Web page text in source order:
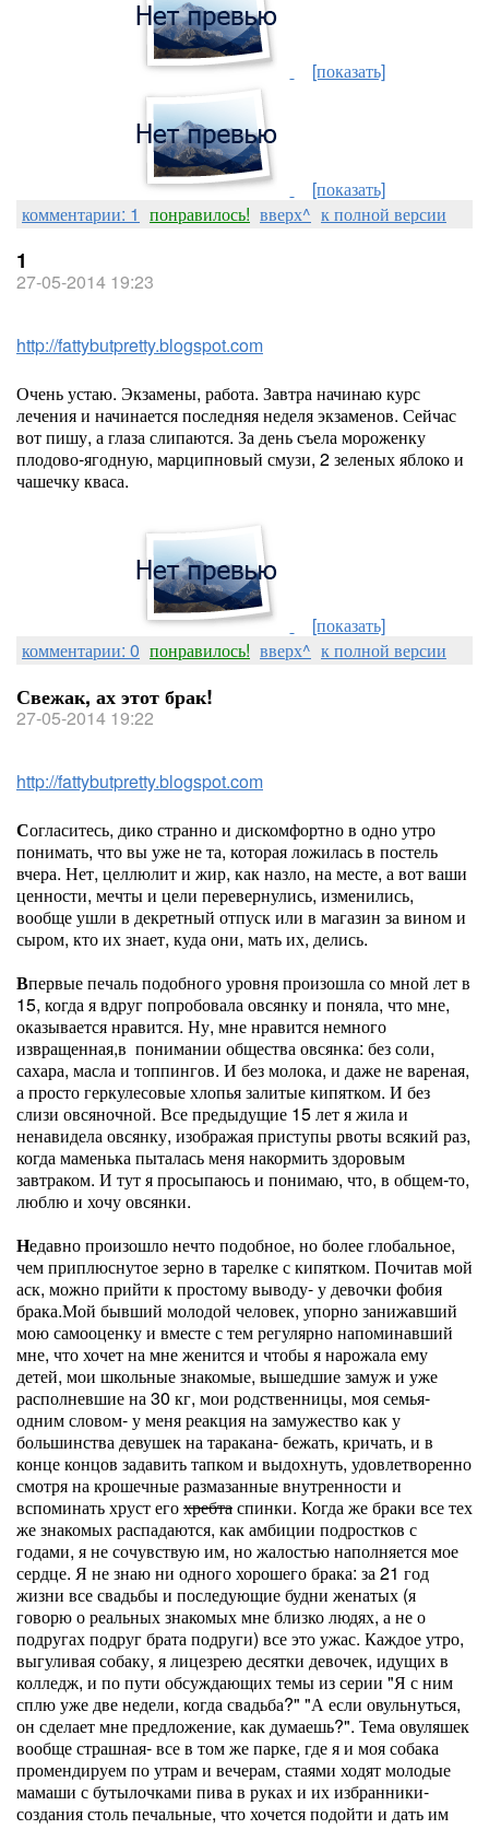
[показать]
[показать]
комментарии: 1 понравилось! вверх^ к полной версии
1
27-05-2014 19:23
http://fattybutpretty.blogspot.com
Очень устаю. Экзамены, работа. Завтра начинаю курс
лечения и начинается последняя неделя экзаменов. Сейчас
вот пишу, а глаза слипаются. За день съела мороженку
плодово-ягодную, марципновый смузи, 2 зеленых яблоко и
чашечку кваса.
[показать]
комментарии: 0 понравилось! вверх^ к полной версии
Свежак, ах этот брак!
27-05-2014 19:22
http://fattybutpretty.blogspot.com
Согласитесь, дико странно и дискомфортно в одно утро
понимать, что вы уже не та, которая ложилась в постель
вчера. Нет, целлюлит и жир, как назло, на месте, а вот ваши
ценности, мечты и цели перевернулись, изменились,
вообще ушли в декретный отпуск или в магазин за вином и
сыром, кто их знает, куда они, мать их, делись.
Впервые печаль подобного уровня произошла со мной лет в
15, когда я вдруг попробовала овсянку и поняла, что мне,
оказывается нравится. Ну, мне нравится немного
извращенная,в понимании общества овсянка: без соли,
сахара, масла и топпингов. И без молока, и даже не вареная,
а просто геркулесовые хлопья залитые кипятком. И без
слизи овсяночной. Все предыдущие 15 лет я жила и
ненавидела овсянку, изображая приступы рвоты всякий раз,
когда маменька пыталась меня накормить здоровым
завтраком. И тут я просыпаюсь и понимаю, что, в общем-то,
люблю и хочу овсянки.
Недавно произошло нечто подобное, но более глобальное,
чем приплюснутое зерно в тарелке с кипятком. Почитав мой
аск, можно прийти к простому выводу- у девочки фобия
брака.Мой бывший молодой человек, упорно занижавший
мою самооценку и вместе с тем регулярно напоминавший
мне, что хочет на мне женится и чтобы я нарожала ему
детей, мои школьные знакомые, вышедшие замуж и уже
располневшие на 30 кг, мои родственницы, моя семья-
одним словом- у меня реакция на замужество как у
большинства девушек на таракана- бежать, кричать, и в
конце концов задавить тапком и выдохнуть, удовлетворенно
смотря на крошечные размазанные внутренности и
вспоминать хруст егохребтаспинки. Когда же браки все тех
же знакомых распадаются, как амбиции подростков с
годами, я не сочувствую им, но жалостью наполняется мое
сердце. Я не знаю ни одного хорошего брака: за 21 год
жизни все свадьбы и последующие будни женатых (я
говорю о реальных знакомых мне близко людях, а не о
подругах подруг брата подруги) все это ужас. Каждое утро,
выгуливая собаку, я лицезрею десятки девочек, идущих в
колледж, и по пути обсуждающих темы из серии "Я с ним
сплю уже две недели, когда свадьба?" "А если овульнуться,
он сделает мне предложение, как думаешь?". Тема овуляшек
вообще страшная- все в том же парке, где я и моя собака
промендируем по утрам и вечерам, стаями ходят молодые
мамаши с бутылочками пива в руках и их избранники-
создания столь печальные, что хочется подойти и дать им